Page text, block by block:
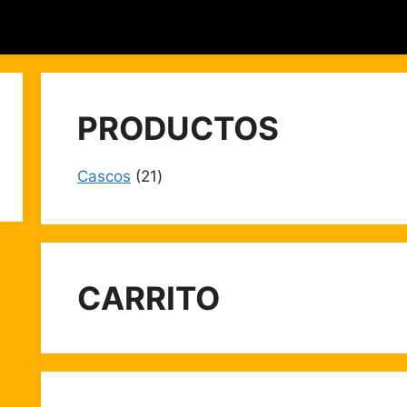
PRODUCTOS
Cascos 2121
CARRITO